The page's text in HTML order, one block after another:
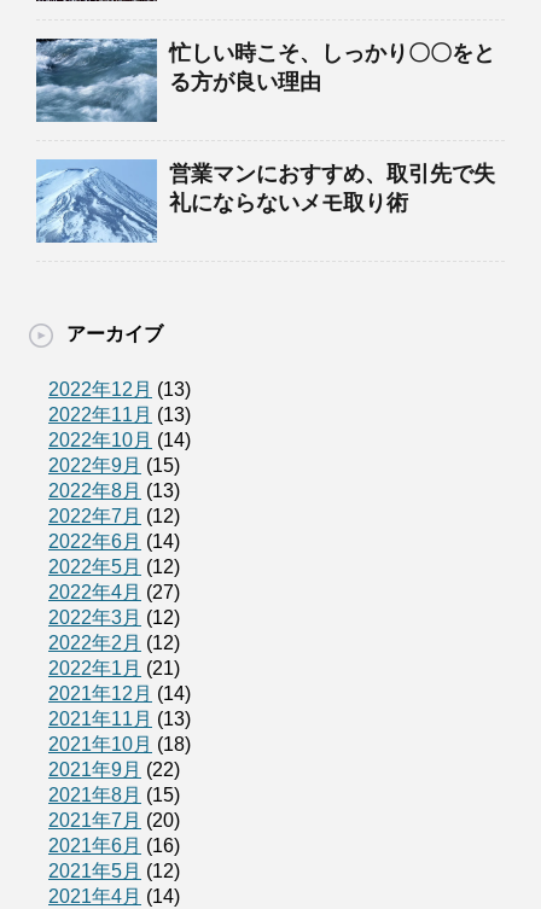
忙しい時こそ、しっかり〇〇をと
る方が良い理由
営業マンにおすすめ、取引先で失
礼にならないメモ取り術
アーカイブ
2022年12月 (13)
2022年11月 (13)
2022年10月 (14)
2022年9月 (15)
2022年8月 (13)
2022年7月 (12)
2022年6月 (14)
2022年5月 (12)
2022年4月 (27)
2022年3月 (12)
2022年2月 (12)
2022年1月 (21)
2021年12月 (14)
2021年11月 (13)
2021年10月 (18)
2021年9月 (22)
2021年8月 (15)
2021年7月 (20)
2021年6月 (16)
2021年5月 (12)
2021年4月 (14)